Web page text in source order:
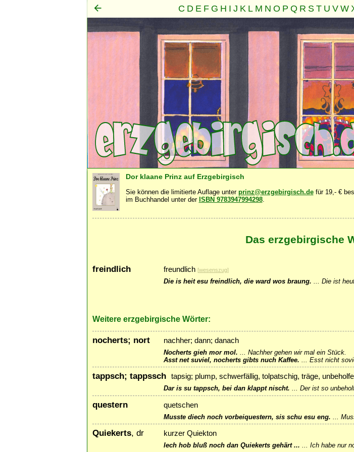
C D E F G H I J K L M N O P Q R S T U V W
Mensch
Dor klaane Prinz auf Erzgebirgisch
Sie können die limitierte Auflage unter prinz@erzgebirgisch.defür 19,- €
im Buchhandel unter der ISBN 9783947994298.
Das erzgebirgische
freindlich freundlich [wesenszug]
Die is heit esu freindlich, die ward wos braung. Die ist
Weitere erzgebirgische Wörter:
nocherts; nort nachher; dann; danach
Nocherts gieh mor mol.
Nachher gehen wir mal ein Stück.
Asst net suviel, nocherts gibts nuch Kaffee.
Esst nicht
tappsch; tappssch tapsig; plump, schwerfällig, tolpatschig, träge,
Dar is su tappsch, bei dan klappt nischt. ... Der ist so
questern quetschen
Musste diech noch vorbeiquestern, sis schu esu eng.
Quiekerts, dr kurzer Quiekton
Iech hob bluß noch dan Quiekerts gehärt ... ... Ich habe nur